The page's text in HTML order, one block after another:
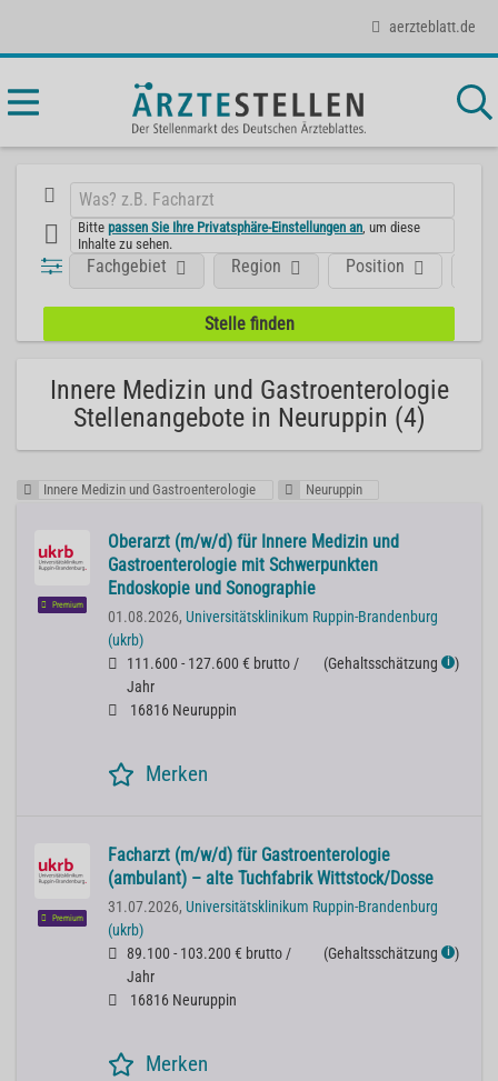
aerzteblatt.de
Bittepassen Sie Ihre Privatsphäre-Einstellungen an , um diese
Inhalte zu sehen.
Position
Fachgebiet Region
Innere Medizin und Gastroenterologie
Stellenangebote in Neuruppin (4)
Innere Medizin und Gastroenterologie Neuruppin
Premium
Oberarzt (m/w/d) für Innere Medizin und
Gastroenterologie mit Schwerpunkten
Endoskopie und Sonographie
01.08.2026, Universitätsklinikum Ruppin-Brandenburg
(ukrb)
111.600 - 127.600 € brutto /
Jahr
(Gehaltsschätzung ℹ )
16816 Neuruppin
Merken
Premium
Facharzt (m/w/d) für Gastroenterologie
(ambulant) – alte Tuchfabrik Wittstock/Dosse
31.07.2026, Universitätsklinikum Ruppin-Brandenburg
(ukrb)
89.100 - 103.200 € brutto /
Jahr
(Gehaltsschätzung ℹ )
16816 Neuruppin
Merken